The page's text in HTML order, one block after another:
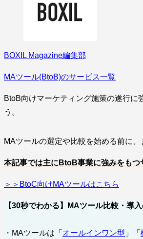
BOXIL Magazine編集部
MAツール(BtoB)のサービス一覧
BtoB向けマーケティング施策の遂行に
う。
MAツールの選定や比較を始める前に、
本記事では主にBtoB事業に強みをもつ
＞＞BtoC向けMAツールはこちら
【30秒でわかる】MAツール比較・導
・MAツールは「 オールインワン型 」「